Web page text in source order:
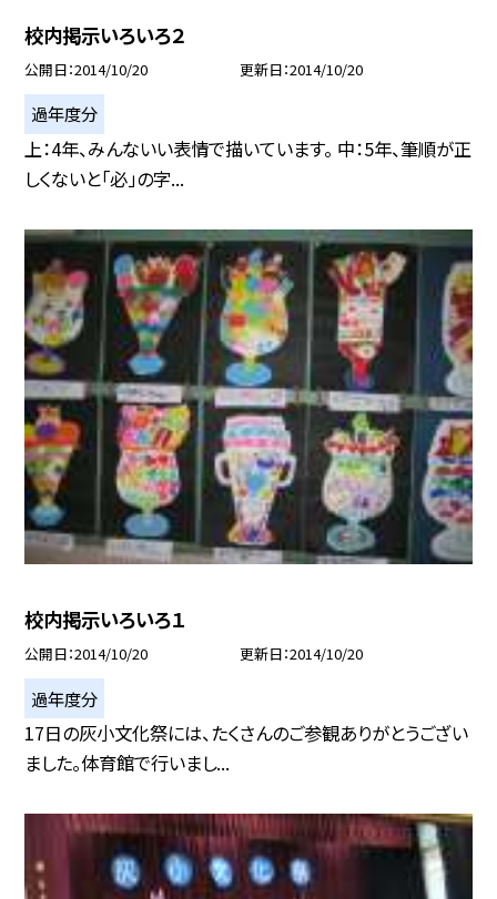
校内掲示いろいろ２
公開日 2014/10/20 更新日 2014/10/20
過年度分
上：4年、みんないい表情で描いています。 中：5年、筆順が正
しくないと「必」の字...
校内掲示いろいろ１
公開日 2014/10/20 更新日 2014/10/20
過年度分
17日の灰小文化祭には、たくさんのご参観ありがとうござい
ました。体育館で行いまし...